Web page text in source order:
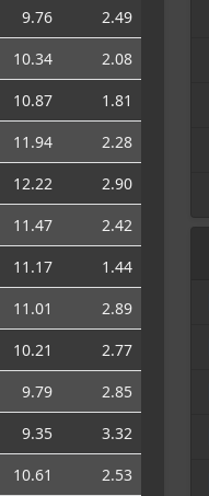
9.76
2.49
10.34
2.08
10.87
1.81
11.94
2.28
12.22
2.90
11.47
2.42
11.17
1.44
11.01
2.89
10.21
2.77
9.79
2.85
9.35
3.32
10.61 2.53